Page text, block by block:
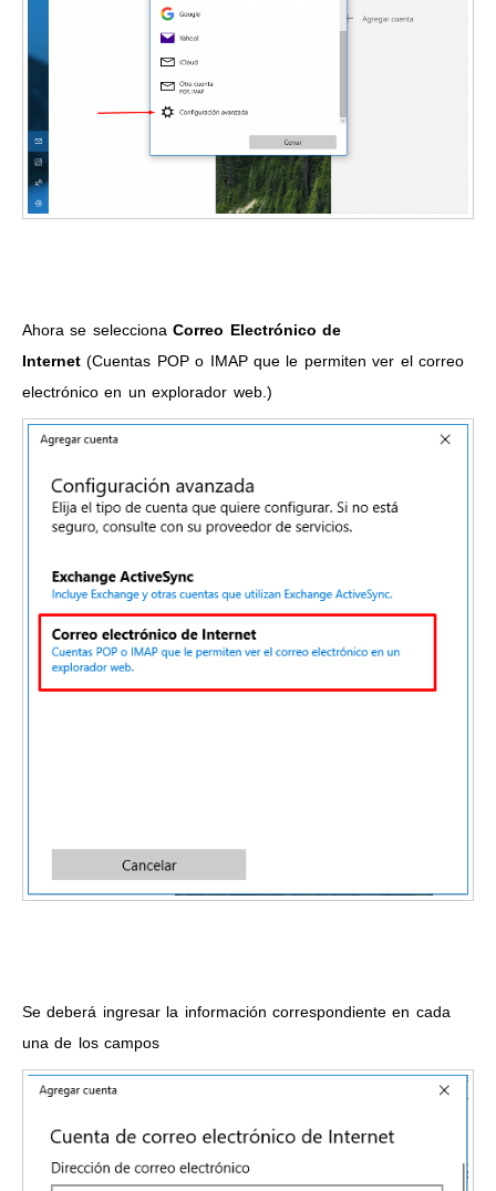
Ahora se seleccionaCorreo Electrónico de
Internet (Cuentas POP o IMAP que le permiten ver el correo
electrónico en un explorador web.)
Se deberá ingresar la información correspondiente en cada
una de los campos